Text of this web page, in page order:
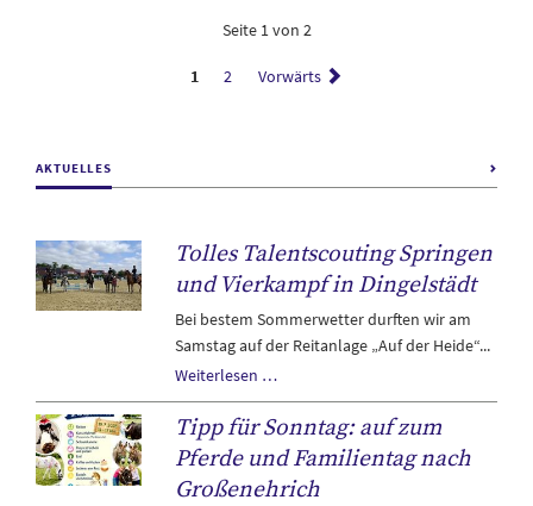
Seite 1 von 2
1 2 Vorwärts
AKTUELLES
Tolles Talentscouting Springen
und Vierkampf in Dingelstädt
Bei bestem Sommerwetter durften wir am
Samstag auf der Reitanlage „Auf der Heide“...
Weiterlesen …Tolles
Talentscouting
Springen
und
Vierkampf
Tipp für Sonntag: auf zum
Pferde und Familientag nach
Großenehrich